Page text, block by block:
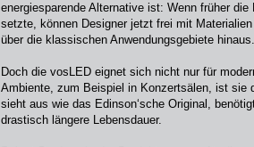
energiesparende Alternative ist: Wenn früher
setzte, können Designer jetzt frei mit
über die klassischen Anwendungsgebiete hinaus.
Doch die vosLED eignet sich nicht nur für
Ambiente, zum Beispiel in Konzertsälen, ist sie
sieht aus wie das Edinson‘sche Original,
drastisch längere Lebensdauer.